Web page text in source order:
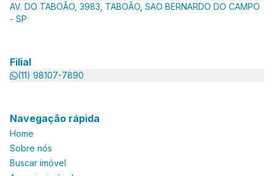
AV. DO TABOÃO, 3983, TABOÃO, SAO BERNARDO DO CAMPO
- SP
Filial
(11) 98107-7890
Navegação rápida
Home
Sobre nós
Buscar imóvel